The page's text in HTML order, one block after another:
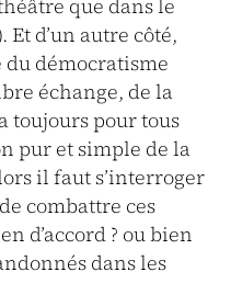
que dans le
d’un autre côté,
du démocratisme
échange, de la
toujours pour tous
pur et simple de la
il faut s’interroger
combattre ces
d’accord ? ou bien
dans les